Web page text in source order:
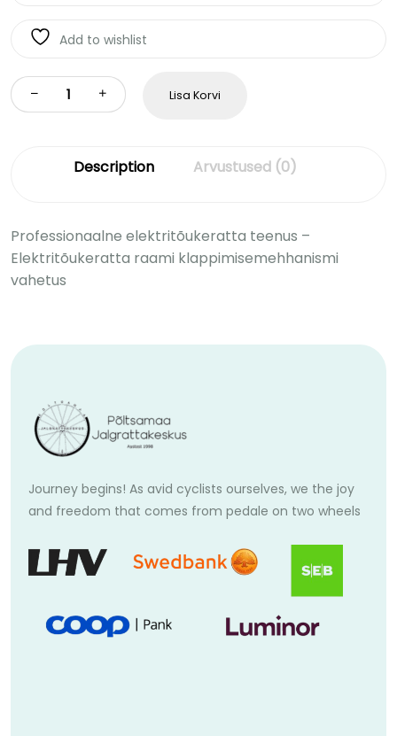
Add to wishlist
Lisa Korvi
Description Arvustused (0)
Professionaalne elektritõukeratta teenus –
Elektritõukeratta raami klappimisemehhanismi
vahetus
Journey begins! As avid cyclists ourselves, we the joy
and freedom that comes from pedale on two wheels